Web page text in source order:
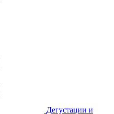
Дегустации и